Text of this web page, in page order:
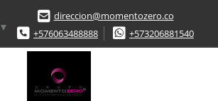
▼
direccion@momentozero.co
+576063488888
+573206881540